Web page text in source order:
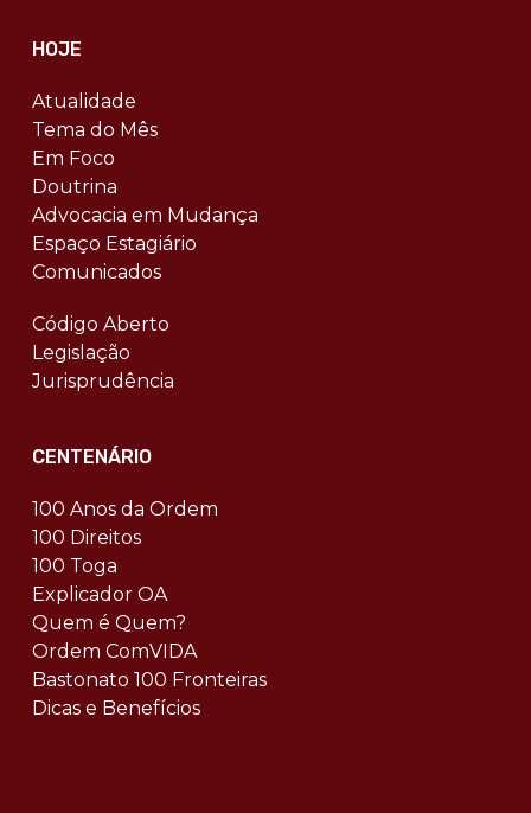
HOJE
Atualidade
Tema do Mês
Em Foco
Doutrina
Advocacia em Mudança
Espaço Estagiário
Comunicados
Código Aberto
Legislação
Jurisprudência
CENTENÁRIO
100 Anos da Ordem
100 Direitos
100 Toga
Explicador OA
Quem é Quem?
Ordem ComVIDA
Bastonato 100 Fronteiras
Dicas e Benefícios